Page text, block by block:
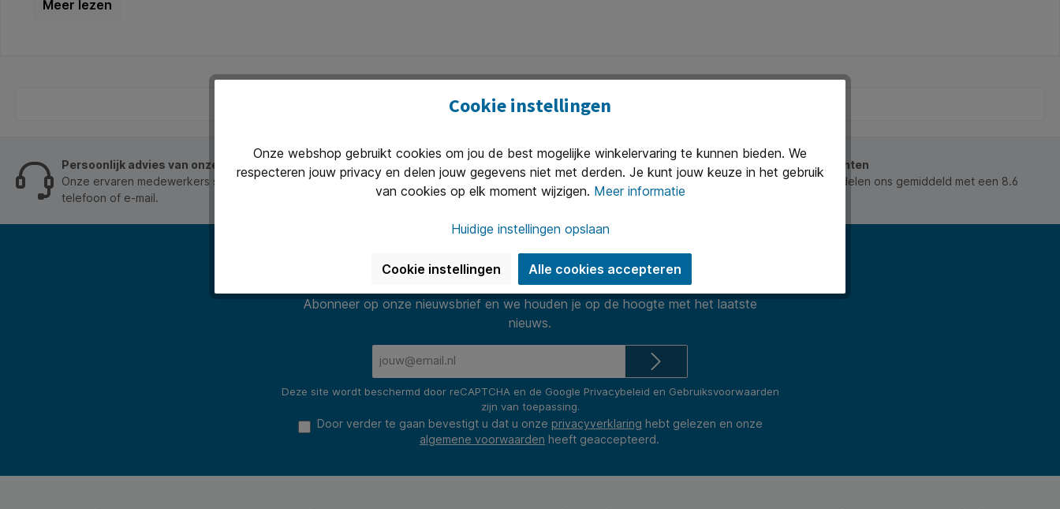
Persoonlijk advies van onze klantenservice
Onze ervaren medewerkers staan je graag op werkdagen van 8.30 tot 17.00 te woord per
telefoon of e-mail.
Uitstekend beoordeeld door onze klanten
Onze klanten waarderen ons en beoordelen ons gemiddeld met een 8.6
(2400+ reviews).
Nieuwsbrief
Abonneer op onze nieuwsbrief en we houden je op de hoogte met het laatste
nieuws.
Deze site wordt beschermd door reCAPTCHA en de Google Privacybeleid en Gebruiksvoorwaarden
zijn van toepassing.
Door verder te gaan bevestigt u dat u onze privacyverklaring hebt gelezen en onze
algemene voorwaarden heeft geaccepteerd.
Cookie instellingen
Onze webshop gebruikt cookies om jou de best mogelijke winkelervaring te kunnen bieden. We
respecteren jouw privacy en delen jouw gegevens niet met derden. Je kunt jouw keuze in het gebruik
van cookies op elk moment wijzigen. Meer informatie
Huidige instellingen opslaan
Cookie instellingen Alle cookies accepteren